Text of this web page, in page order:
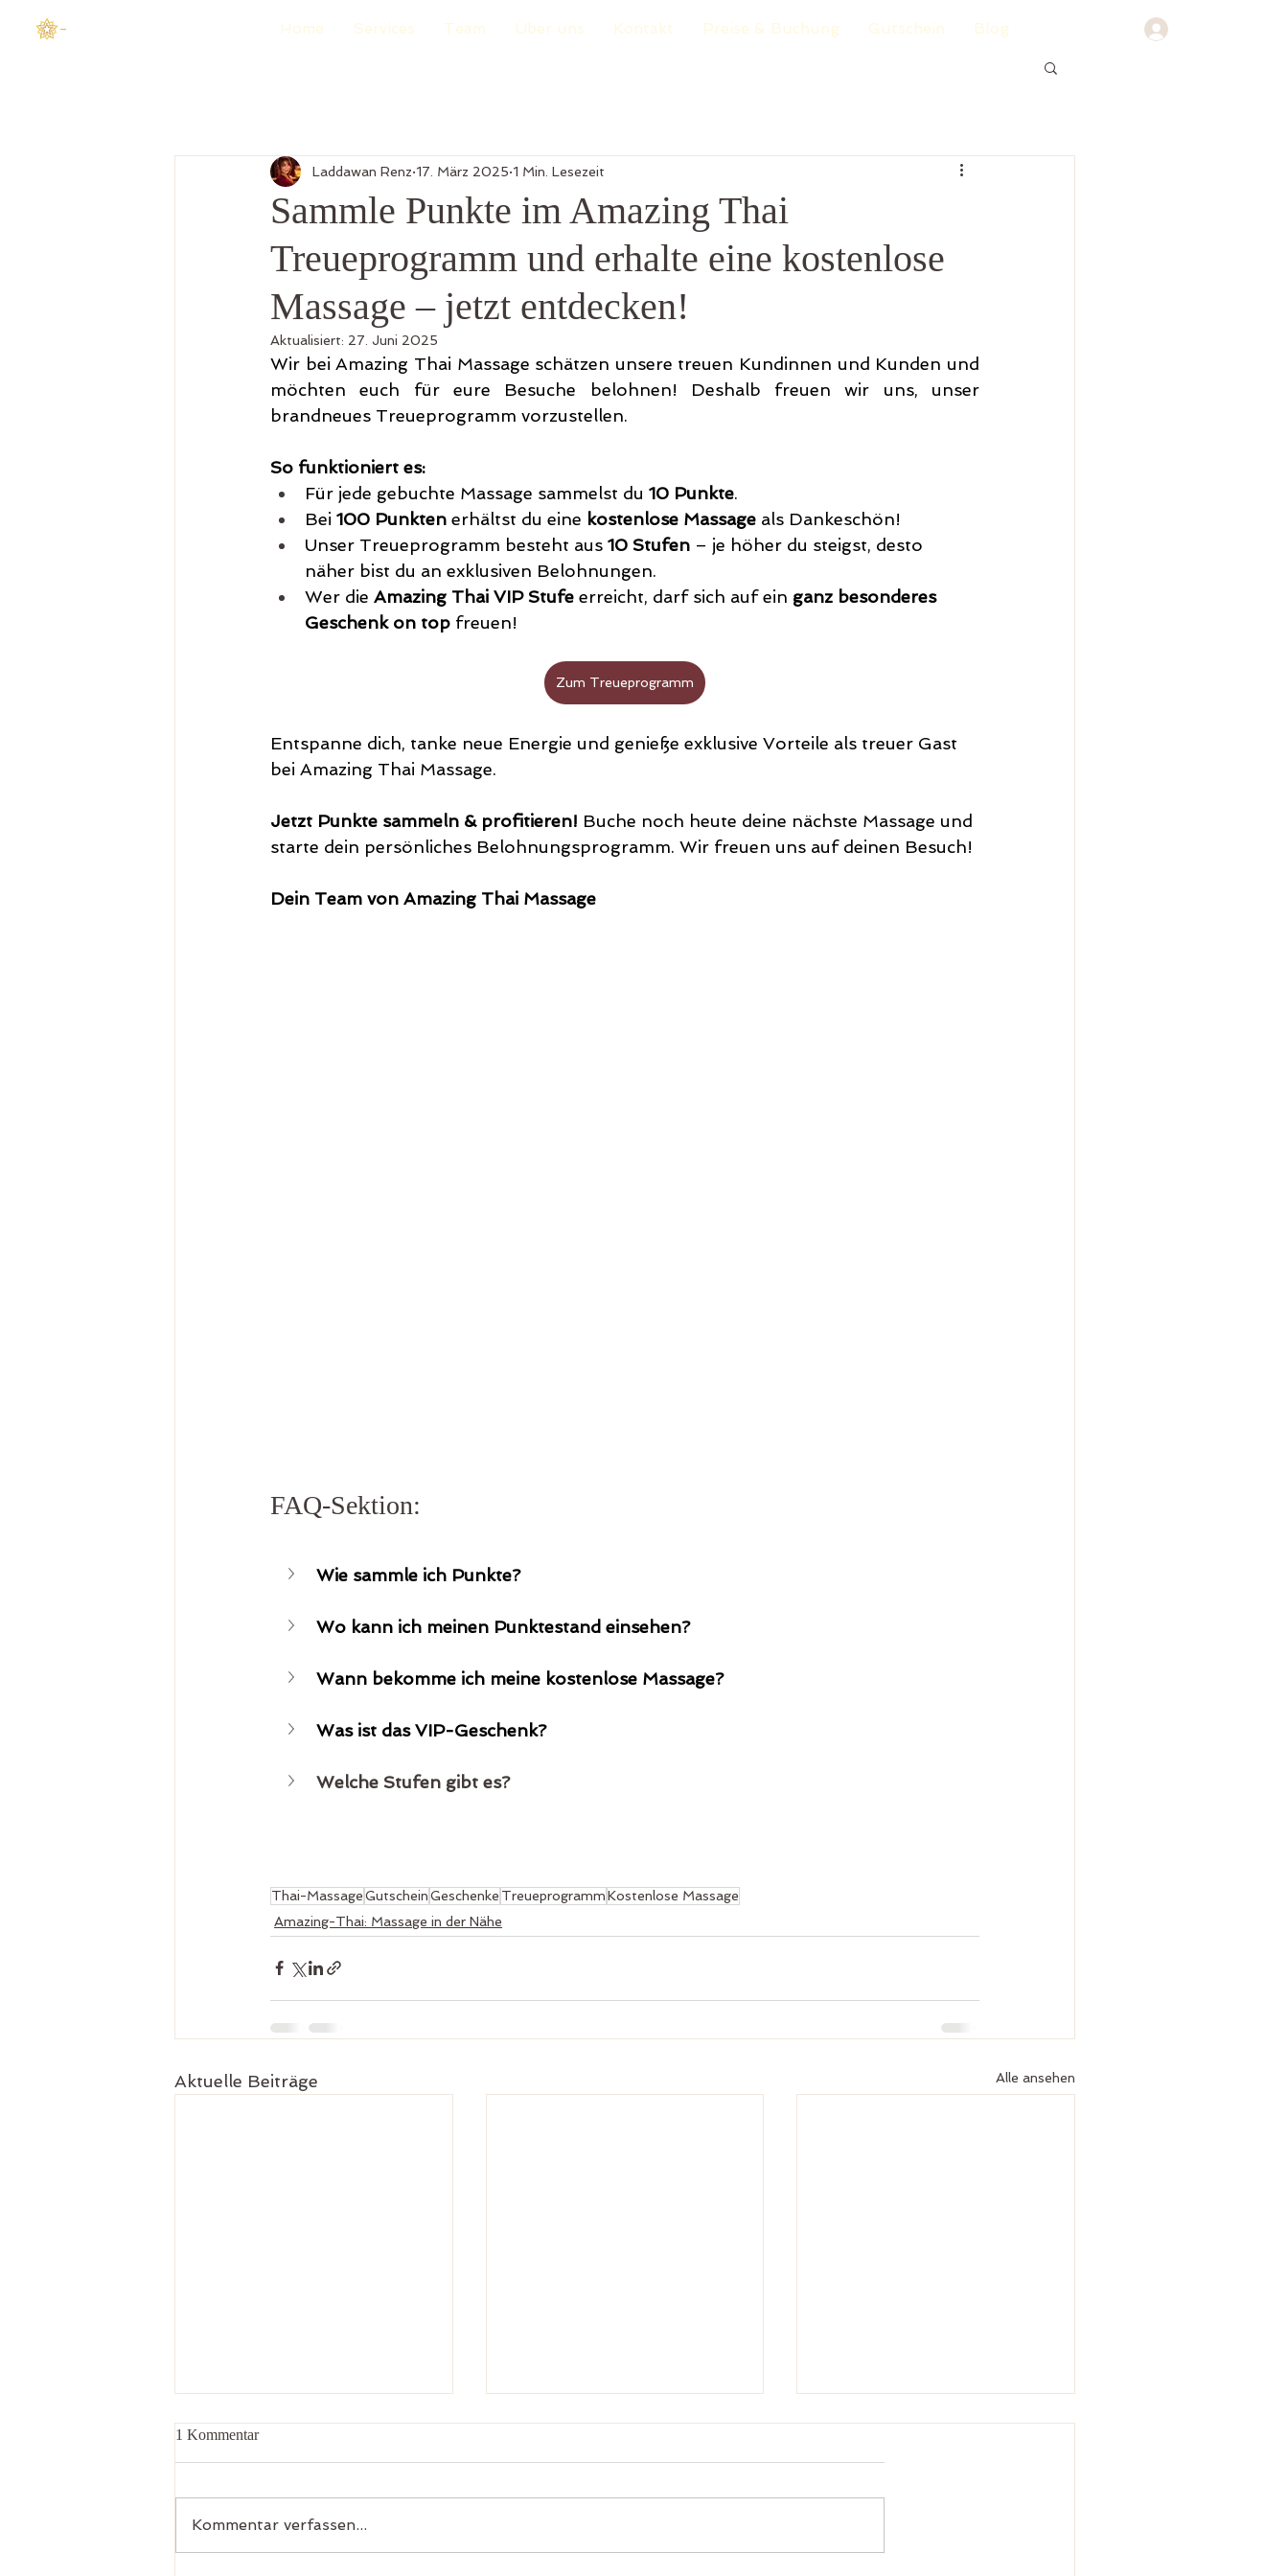
- Home Services Team Über uns Kontakt Preise & Buchung Gutschein Blog
Sammle Punkte im Amazing Thai
Treueprogramm und erhalte eine kostenlose
Massage – jetzt entdecken!
Laddawan Renz 17. März 2025 1 Min. Lesezeit
Aktualisiert: 27. Juni 2025
Wir bei Amazing Thai Massage schätzen unsere treuen Kundinnen und Kunden und
möchten euch für eure Besuche belohnen! Deshalb freuen wir uns, unser
brandneues Treueprogramm vorzustellen.
So funktioniert es:
Für jede gebuchte Massage sammelst du 10 Punkte.
Bei 100 Punkten erhältst du eine kostenlose Massage als Dankeschön!
Unser Treueprogramm besteht aus 10 Stufen – je höher du steigst, desto
näher bist du an exklusiven Belohnungen.
Wer die Amazing Thai VIP Stufe erreicht, darf sich auf ein ganz besonderes
Geschenk on top freuen!
Zum Treueprogramm
Entspanne dich, tanke neue Energie und genieße exklusive Vorteile als treuer Gast
bei Amazing Thai Massage.
Jetzt Punkte sammeln & profitieren! Buche noch heute deine nächste Massage und
starte dein persönliches Belohnungsprogramm. Wir freuen uns auf deinen Besuch!
Dein Team von Amazing Thai Massage
FAQ-Sektion:
Wie sammle ich Punkte?
Wo kann ich meinen Punktestand einsehen?
Wann bekomme ich meine kostenlose Massage?
Was ist das VIP-Geschenk?
Welche Stufen gibt es?
Thai-MassageGutscheinGeschenke TreueprogrammKostenlose Massage
Amazing-Thai: Massage in der Nähe
Aktuelle Beiträge Alle ansehen
1 Kommentar
Kommentar verfassen...